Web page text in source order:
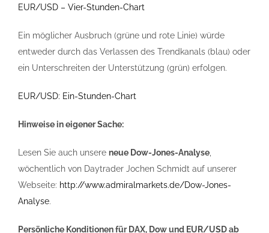
EUR/USD – Vier-Stunden-Chart
Ein möglicher Ausbruch (grüne und rote Linie) würde
entweder durch das Verlassen des Trendkanals (blau) oder
ein Unterschreiten der Unterstützung (grün) erfolgen.
EUR/USD: Ein-Stunden-Chart
Hinweise in eigener Sache:
Lesen Sie auch unsere neue Dow-Jones-Analyse
wöchentlich von Daytrader Jochen Schmidt auf unserer
Webseite: http://www.admiralmarkets.de/Dow-Jones-
Analyse.
Persönliche Konditionen für DAX, Dow und EUR/USD ab